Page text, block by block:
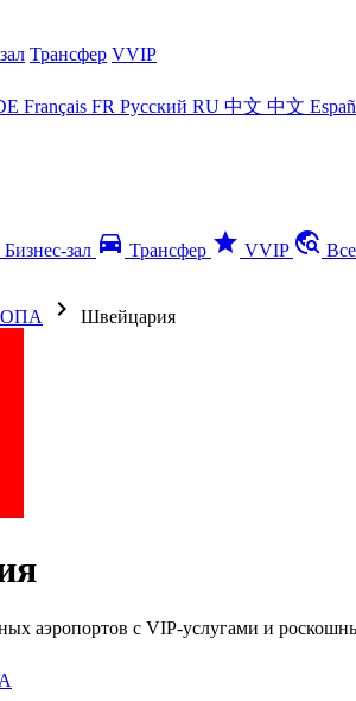
Трансфер VVIP
Français FR Русский RU 中文 中文
Бизнес-зал directions_car Трансфер star VVIP travel_explore
chevron_right Швейцария
аэропортов с VIP-услугами и